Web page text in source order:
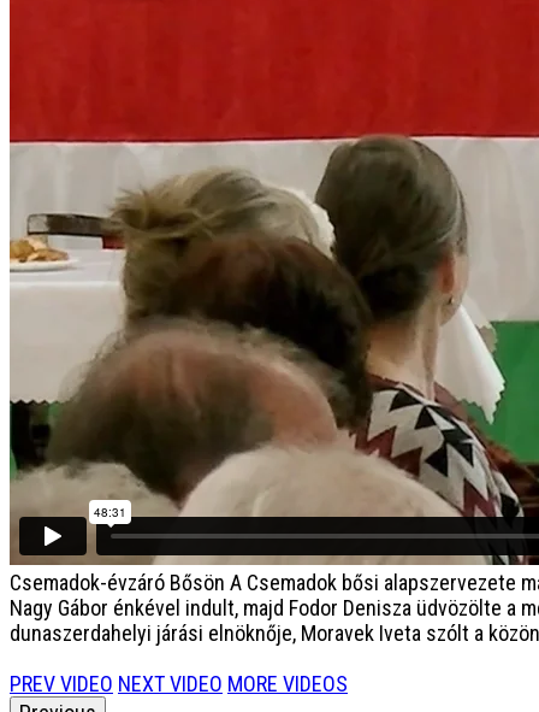
Csemadok-évzáró Bősön A Csemadok bősi alapszervezete
Nagy Gábor énkével indult, majd Fodor Denisza üdvözölte a
dunaszerdahelyi járási elnöknője, Moravek Iveta szólt a
PREV VIDEO NEXT VIDEO MORE VIDEOS